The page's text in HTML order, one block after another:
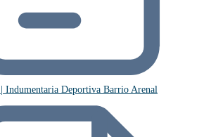
Indumentaria Deportiva Barrio Arenal